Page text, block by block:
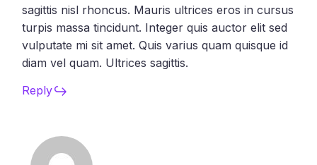
sagittis nisl rhoncus. Mauris ultrices eros in cursus
turpis massa tincidunt. Integer quis auctor elit sed
vulputate mi sit amet. Quis varius quam quisque id
diam vel quam. Ultrices sagittis.
Reply